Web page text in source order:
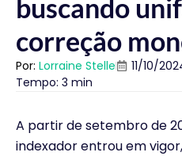
buscando
correção
Por: Lorraine Stelle
11/10/
Tempo: 3 min
A partir de setembro de
indexador entrou em